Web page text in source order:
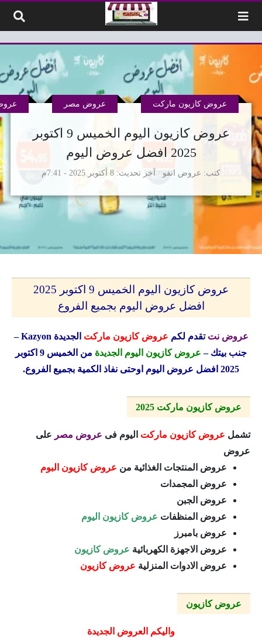
عروض كازيون اليوم الخميس 9 اكتوبر
2025 افضل عروض اليوم
كتب عروض انفو
عروض كازيون ماركت عروض مصر
آخر تحديث 8 أكتوبر 2025 - 7:41م
عروض كازيون اليوم الخميس 9 اكتوبر 2025
افضل عروض اليوم بجميع الفروع
عروض نت تقدم لكم عروض كازيون ماركت الجديدة Kazyon
–
جنب بيتك – عروض كازيون اليوم الجديدة
من الخميس 9 اكتوبر
2025 افضل عروض اليوم اوحتى نفاذ الكمية بجميع الفروع.
عروض كازيون ماركت 2025
تشمل عروض كازيون ماركت اليوم فى عروض مصر على
عروض
عروض المنتجات الغذائية من عروض كازيون البوم
عروض المجمدات
عروض الجبن
عروض المنظفات عروض كازيون اليوم
عروض بامبرز
عروض الاجهزة الكهربائية عروض كازيون
عروض الادوات المنزلية عروض كازيون
عروض كازيون
واليكم العروض الجديدة